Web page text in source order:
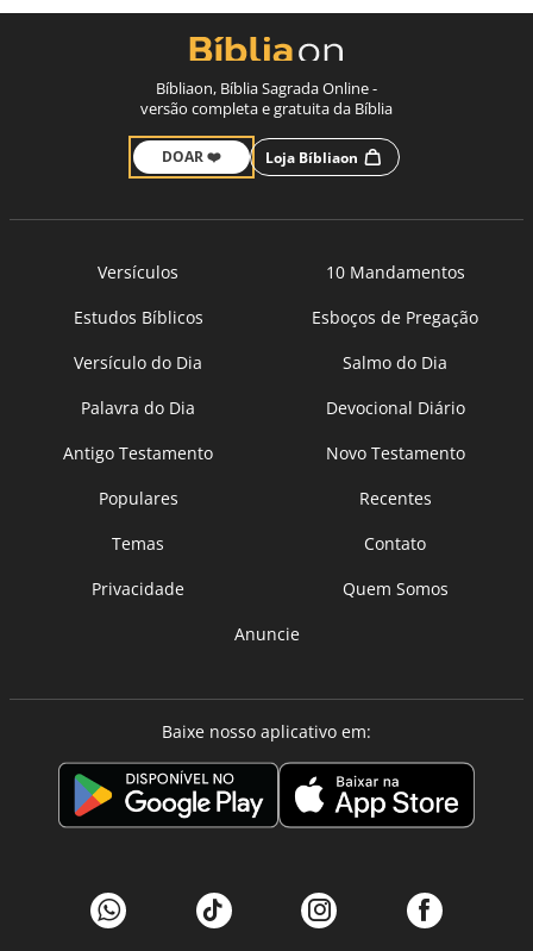
Bíbliaon, Bíblia Sagrada Online -
versão completa e gratuita da Bíblia
DOAR ❤️ Loja Bíbliaon
Versículos
10 Mandamentos
Estudos Bíblicos
Esboços de Pregação
Versículo do Dia
Salmo do Dia
Palavra do Dia
Devocional Diário
Antigo Testamento
Novo Testamento
Populares
Recentes
Temas
Contato
Privacidade
Quem Somos
Anuncie
Baixe nosso aplicativo em: